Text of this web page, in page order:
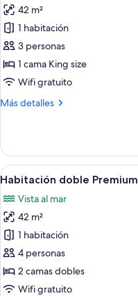
fotos
de
Habitación
individual
Premium
42 m²
1 habitación
3 personas
1 cama King size
Wifi gratuito
Más detalles
Más
individual
Premium
Ver
todas
las
fotos
de
Habitación
doble
Premium
6
Habitación doble Premium
Vista al mar
42 m²
1 habitación
4 personas
2 camas dobles
Wifi gratuito